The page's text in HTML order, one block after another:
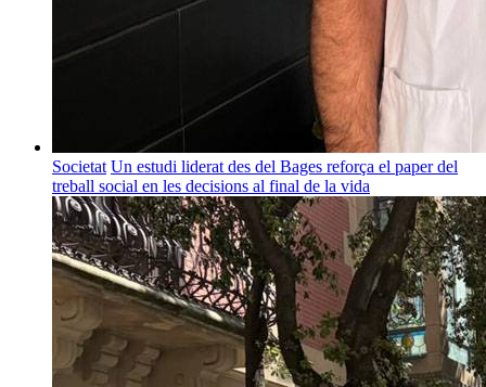
Societat Un estudi liderat des del Bages reforça el paper del
treball social en les decisions al final de la vida